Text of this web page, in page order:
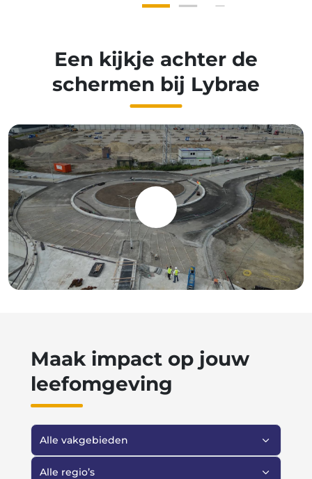
Een kijkje achter de
schermen bij Lybrae
Maak impact op jouw
leefomgeving
Filter op vakgebied
Filter op regio